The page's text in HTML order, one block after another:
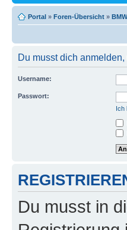
Portal » Foren-Übersicht »
Du musst dich
Username:
Passwort:
Ich
Du musst in